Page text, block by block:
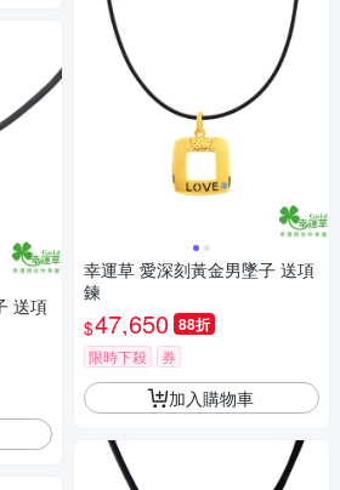
送項
幸運草 愛深刻黃金男墜子 送項
鍊
$47,650 88折
限時下殺 券
加入購物車